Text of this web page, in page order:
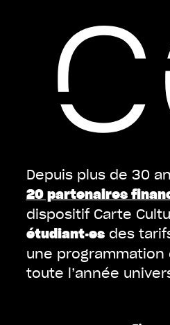
Depuis plus de 30
20 partenaires
dispositif Carte
étudiant·esdes
une
toute l’année